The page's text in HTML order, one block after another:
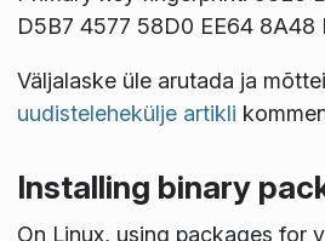
D5B7 4577 58D0 EE64 8A48
Väljalaske üle arutada ja
uudistelehekülje artikli
Installing binary
On Linux, using packages for